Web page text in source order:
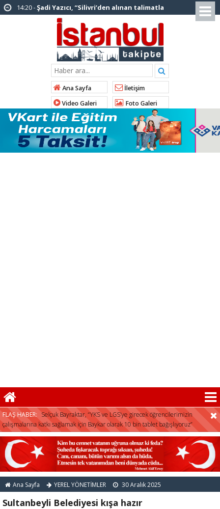
hakkımda karalama kampanyası yürütülüyor”
AK Parti’ye katılan ilçe belediye
başkanlarından İl Başkanı Özdemir’e ziyaret
Tuzla Belediye Başkanı Eren Ali
Bingöl’den İBB’ye tepki
İstanbul Emniyet Müdürlüğünden
“Gök Kubbe’de, Mavi Vatan’da, Şanlı Topraklarda:
İstanbul Emniyeti Her Yerde” paylaşımı
19:26 -Çekmeköy Belediye Başkanı Orhan
Çerkez AK Parti’ye katıldı
Ana Sayfa
İletişim
Video Galeri
Foto Galeri
FLAŞ HABER: Selçuk Bayraktar, “YKS ve LGS’ye girecek öğrencilerimizin
çalışmalarına katkı sağlamak için Baykar olarak 10 bin tablet bağışlıyoruz”
Ana Sayfa YEREL YÖNETİMLER 30 Aralık 2025
Sultanbeyli Belediyesi kışa hazır